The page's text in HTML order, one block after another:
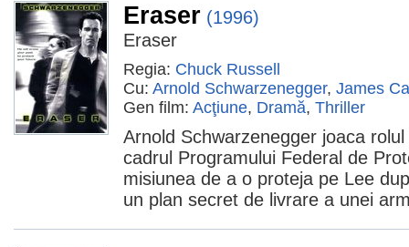
Eraser (1996)
Eraser
Regia: Chuck Russell
Cu: Arnold Schwarzenegger, James
Gen film: Acţiune, Dramă, Thriller
Arnold Schwarzenegger joaca
cadrul Programului Federal de
misiunea de a o proteja pe Lee
un plan secret de livrare a unei